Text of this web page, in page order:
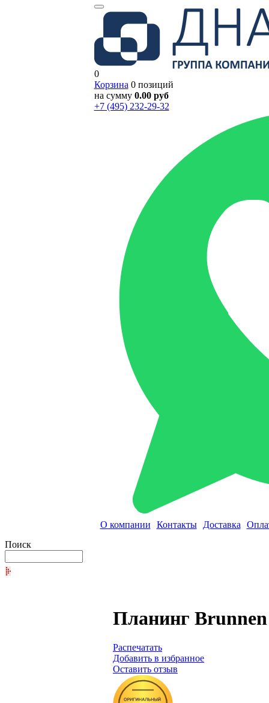
0
Корзина 0 позиций
на сумму 0.00 руб
+7 (495) 232-29-32
О компании Контакты Доставка
Поиск
Планинг
Распечатать
Добавить в избранное
Оставить отзыв